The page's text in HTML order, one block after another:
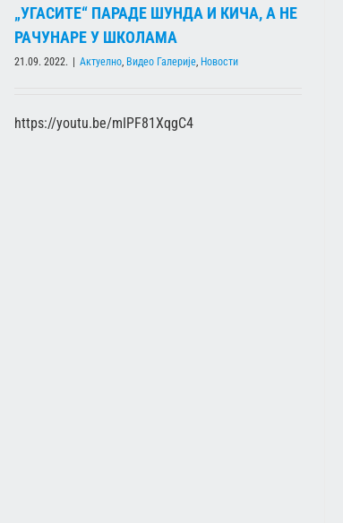
„УГАСИТЕ“ ПАРАДЕ ШУНДА И КИЧА, А НЕ
РАЧУНАРЕ У ШКОЛАМА
21.09. 2022. Актуелно, Видео Галерије, Новости
https://youtu.be/mIPF81XqgC4